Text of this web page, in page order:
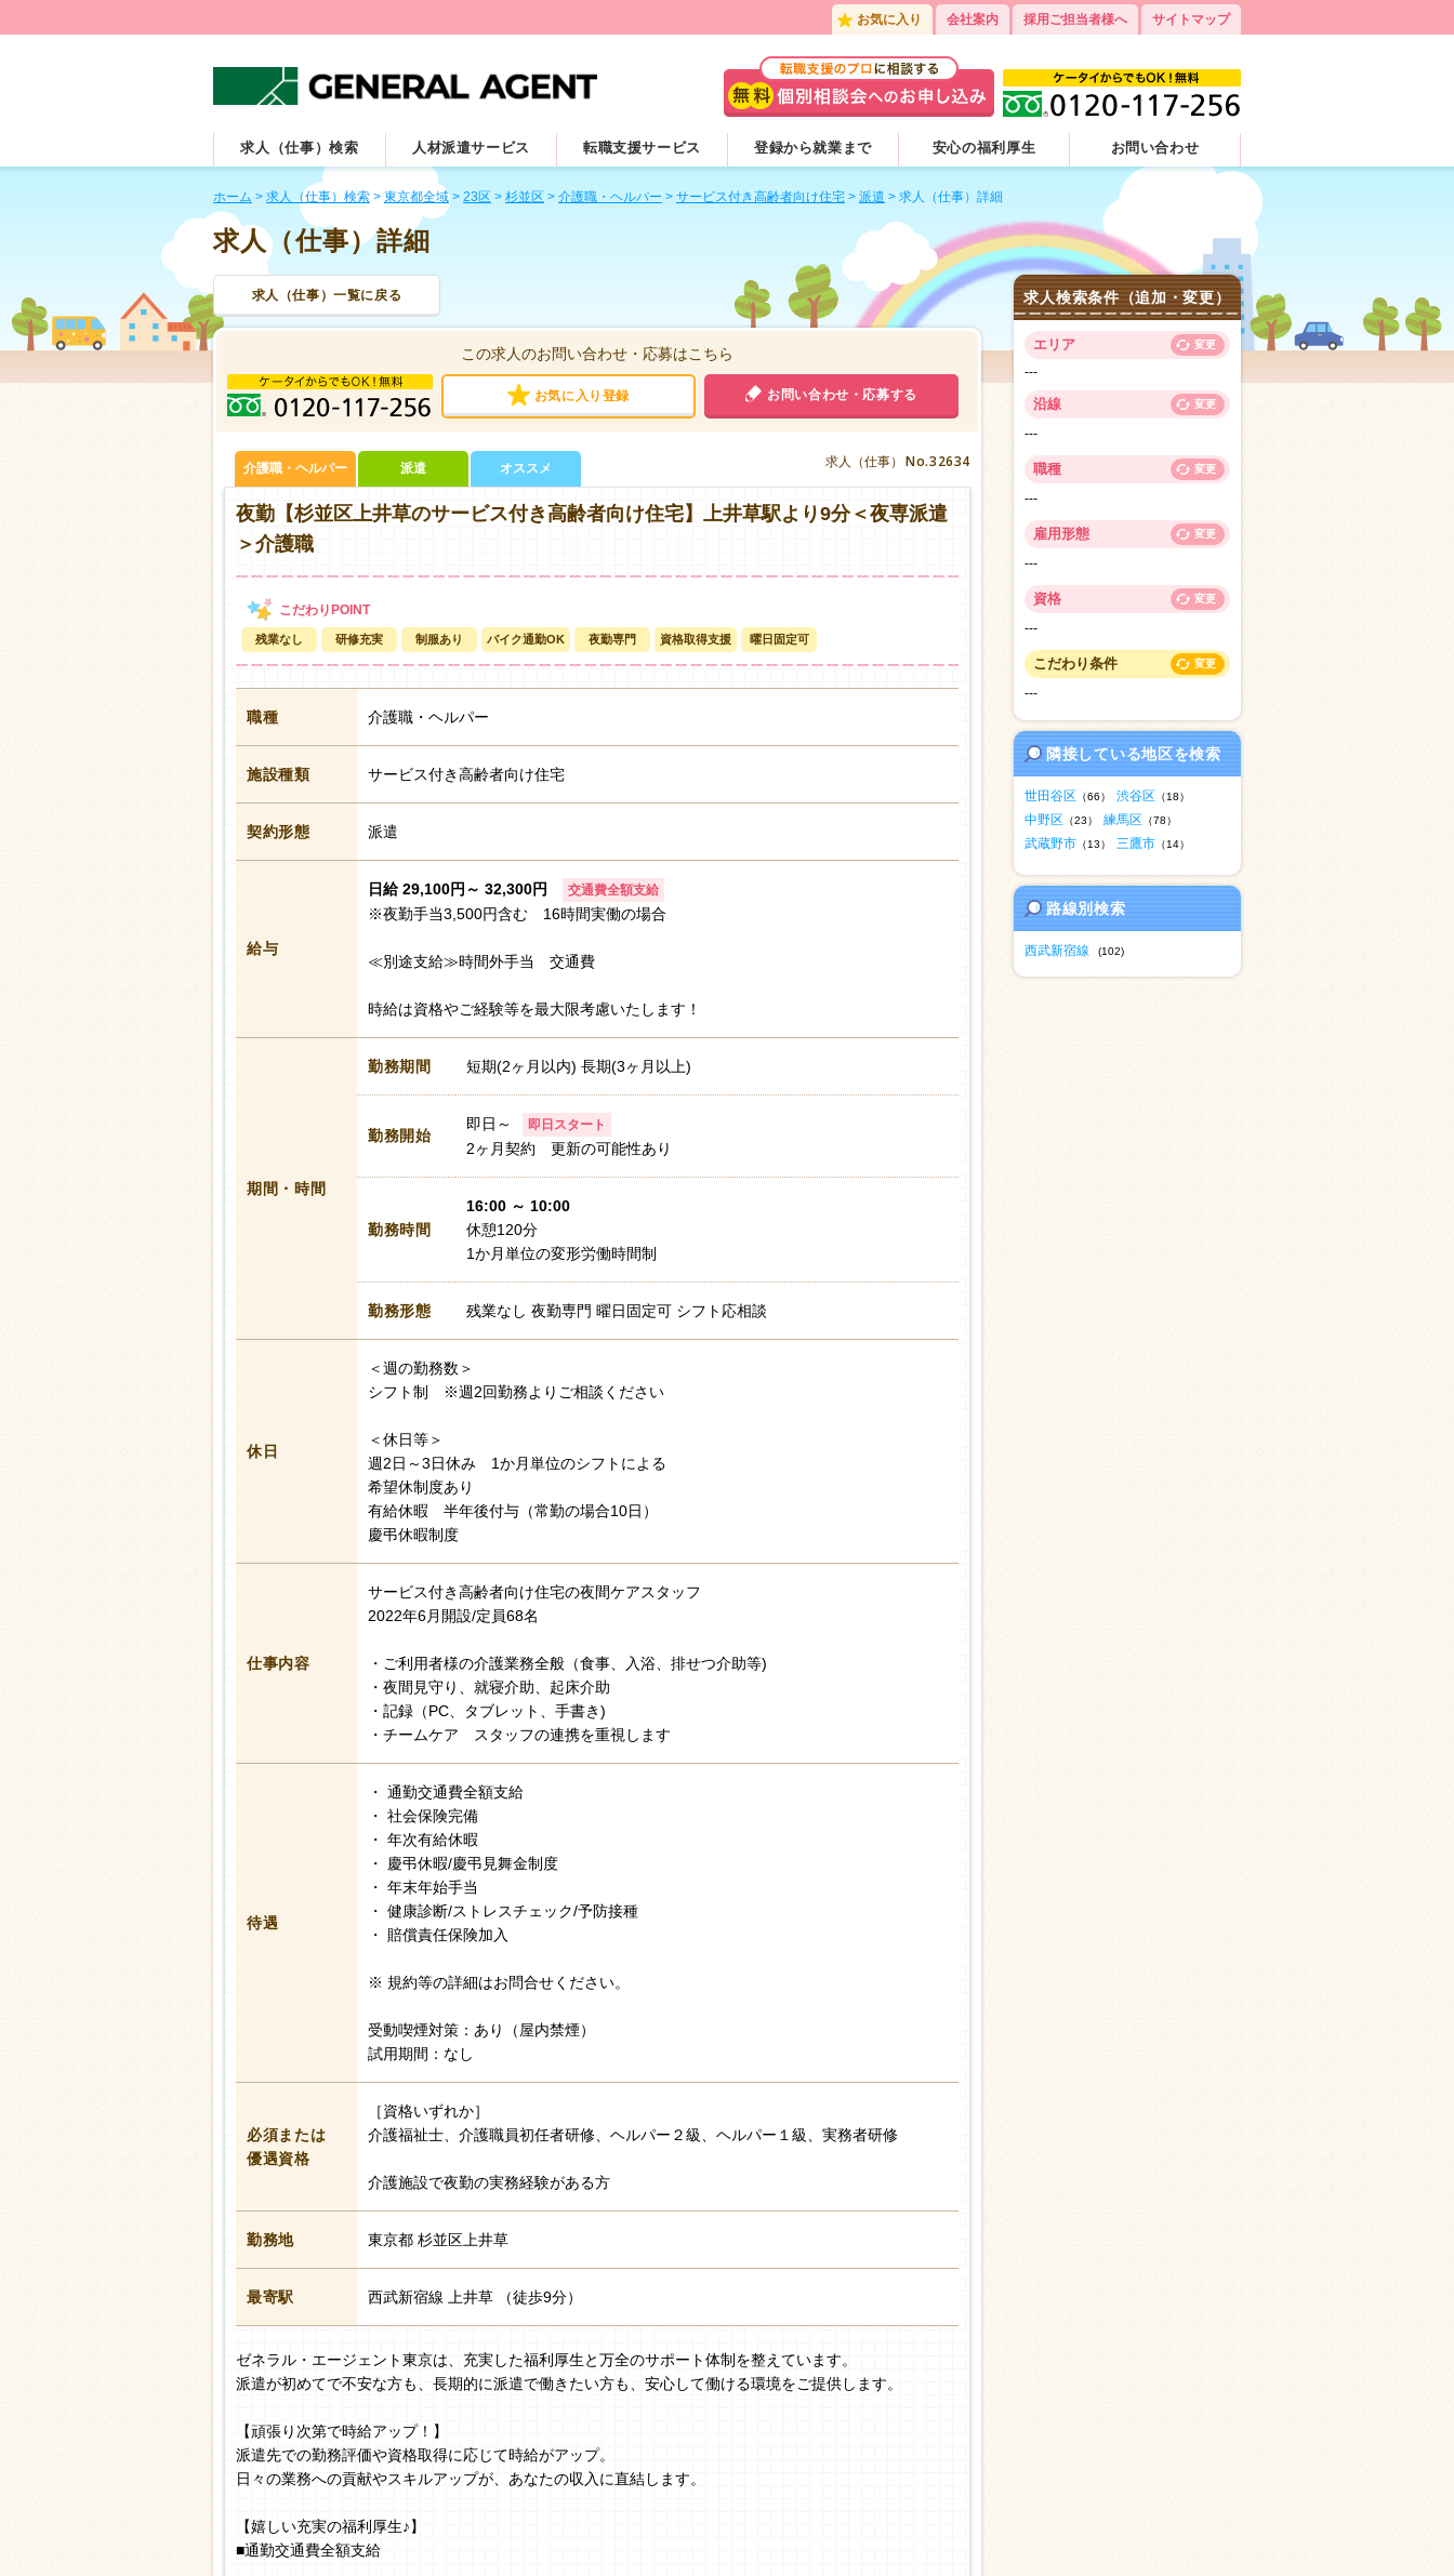
お気に入り 会社案内 採用ご担当者様へ サイトマップ
求人（仕事）検索 人材派遣サービス 転職支援サービス 登録から就業まで 安心の福利厚生 お問い合わせ
ホーム > 求人（仕事）検索 > 東京都全域> 23区 > 杉並区 > 介護職・ヘルパー > サービス付き高齢者向け住宅 > 派遣 > 求人（仕事）詳細
求人（仕事）詳細
求人（仕事）一覧に戻る
この求人のお問い合わせ・応募はこちら
お気に入り登録 お問い合わせ・応募する
求人（仕事） No.32634
介護職・ヘルパー 派遣 オススメ
夜勤【杉並区上井草のサービス付き高齢者向け住宅】上井草駅より9分＜夜専派遣
＞介護職
残業なし 研修充実 制服あり バイク通勤OK 夜勤専門 資格取得支援 曜日固定可
職種 介護職・ヘルパー
施設種類 サービス付き高齢者向け住宅
契約形態 派遣
給与
日給 29,100円～ 32,300円 交通費全額支給
※夜勤手当3,500円含む 16時間実働の場合
≪別途支給≫時間外手当 交通費
時給は資格やご経験等を最大限考慮いたします！
期間・時間
勤務期間 短期(2ヶ月以内) 長期(3ヶ月以上)
勤務開始
即日～ 即日スタート
2ヶ月契約 更新の可能性あり
勤務時間
16:00 ～ 10:00
休憩120分
1か月単位の変形労働時間制
勤務形態 残業なし 夜勤専門 曜日固定可 シフト応相談
休日
＜週の勤務数＞
シフト制 ※週2回勤務よりご相談ください
＜休日等＞
週2日～3日休み 1か月単位のシフトによる
希望休制度あり
有給休暇 半年後付与（常勤の場合10日）
慶弔休暇制度
仕事内容
サービス付き高齢者向け住宅の夜間ケアスタッフ
2022年6月開設/定員68名
・ご利用者様の介護業務全般（食事、入浴、排せつ介助等)
・夜間見守り、就寝介助、起床介助
・記録（PC、タブレット、手書き)
・チームケア スタッフの連携を重視します
待遇
・ 通勤交通費全額支給
・ 社会保険完備
・ 年次有給休暇
・ 慶弔休暇/慶弔見舞金制度
・ 年末年始手当
・ 健康診断/ストレスチェック/予防接種
・ 賠償責任保険加入
※ 規約等の詳細はお問合せください。
受動喫煙対策：あり（屋内禁煙）
試用期間：なし
必須または
優遇資格
［資格いずれか］
介護福祉士、介護職員初任者研修、ヘルパー２級、ヘルパー１級、実務者研修
介護施設で夜勤の実務経験がある方
勤務地 東京都 杉並区上井草
最寄駅 西武新宿線 上井草 （徒歩9分）
ゼネラル・エージェント東京は、充実した福利厚生と万全のサポート体制を整えています。
派遣が初めてで不安な方も、長期的に派遣で働きたい方も、安心して働ける環境をご提供します。
【頑張り次第で時給アップ！】
派遣先での勤務評価や資格取得に応じて時給がアップ。
日々の業務への貢献やスキルアップが、あなたの収入に直結します。
【嬉しい充実の福利厚生♪】
■通勤交通費全額支給
求人検索条件（追加・変更）
エリア 変更
---
沿線 変更
---
職種 変更
---
雇用形態 変更
---
資格 変更
---
こだわり条件 変更
---
隣接している地区を検索
世田谷区 （66） 渋谷区 （18）
中野区 （23） 練馬区 （78）
武蔵野市 （13） 三鷹市 （14）
路線別検索
西武新宿線 (102)